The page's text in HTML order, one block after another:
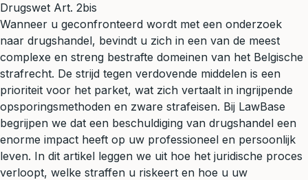
Drugswet Art. 2bis
Wanneer u geconfronteerd wordt met een onderzoek
naar drugshandel, bevindt u zich in een van de meest
complexe en streng bestrafte domeinen van het Belgische
strafrecht. De strijd tegen verdovende middelen is een
prioriteit voor het parket, wat zich vertaalt in ingrijpende
opsporingsmethoden en zware strafeisen. Bij LawBase
begrijpen we dat een beschuldiging van drugshandel een
enorme impact heeft op uw professioneel en persoonlijk
leven. In dit artikel leggen we uit hoe het juridische proces
verloopt, welke straffen u riskeert en hoe u uw